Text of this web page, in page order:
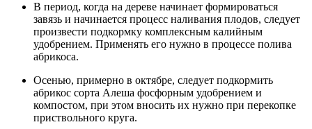
В период, когда на дереве начинает формироваться
завязь и начинается процесс наливания плодов, следует
произвести подкормку комплексным калийным
удобрением. Применять его нужно в процессе полива
абрикоса.
Осенью, примерно в октябре, следует подкормить
абрикос сорта Алеша фосфорным удобрением и
компостом, при этом вносить их нужно при перекопке
приствольного круга.